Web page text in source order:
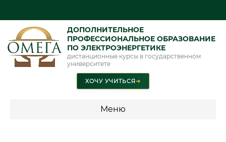
ДОПОЛНИТЕЛЬНОЕ
ПРОФЕССИОНАЛЬНОЕ ОБРАЗОВАНИЕ
ПО ЭЛЕКТРОЭНЕРГЕТИКЕ
дистанционные курсы в государственном
университете
ХОЧУ УЧИТЬСЯ➜
Меню